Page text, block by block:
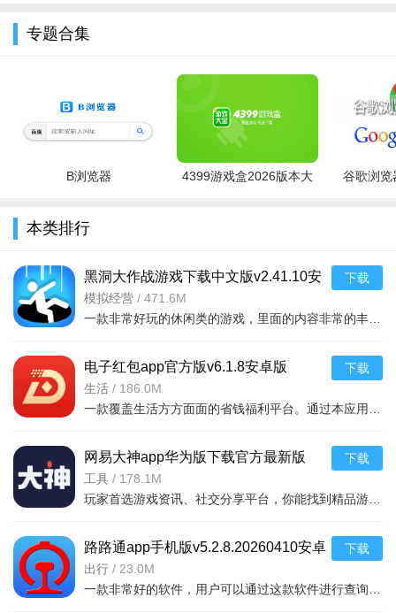
专题合集
B浏览器
4399游戏盒2026版本大
谷歌浏览
本类排行
黑洞大作战游戏下载中文版v2.41.10安
卓版
模拟经营 / 471.6M
下载
电子红包app官方版v6.1.8安卓版
生活 / 186.0M
下载
网易大神app华为版下载官方最新版
v4.15.0华为版
工具 / 178.1M
下载
路路通app手机版v5.2.8.20260410安卓
版
出行 / 23.0M
下载